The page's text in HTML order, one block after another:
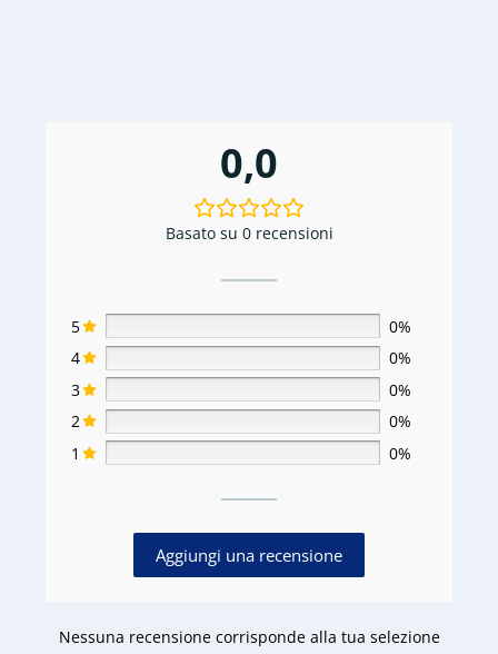
0,0
Basato su 0 recensioni
5
0%
4
0%
3
0%
2
0%
1
0%
Aggiungi una recensione
Nessuna recensione corrisponde alla tua selezione